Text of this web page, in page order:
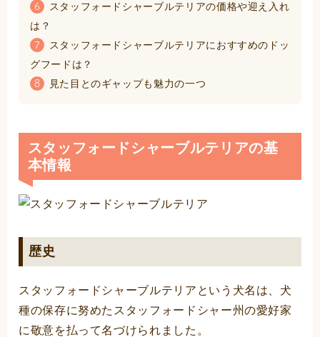
6
スタッフォードシャーブルテリアの価格や迎え入れ
は？
7
スタッフォードシャーブルテリアにおすすめのドッ
グフードは？
8 見た目とのギャップも魅力の一つ
スタッフォードシャーブルテリアの基
本情報
歴史
スタッフォードシャーブルテリアという犬名は、犬
種の保存に努めたスタッフォードシャー州の愛好家
に敬意を払って名づけられました。